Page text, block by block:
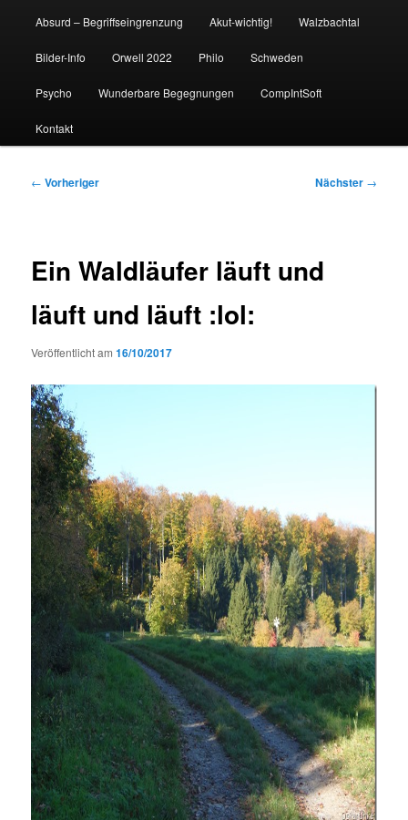
Absurd – Begriffseingrenzung Akut-wichtig! Walzbachtal
Bilder-Info Orwell 2022 Philo Schweden
Psycho Wunderbare Begegnungen CompIntSoft
Kontakt
Beitragsnavigation
← Vorheriger Nächster →
Ein Waldläufer läuft und
läuft und läuft :lol:
Veröffentlicht am16/10/2017